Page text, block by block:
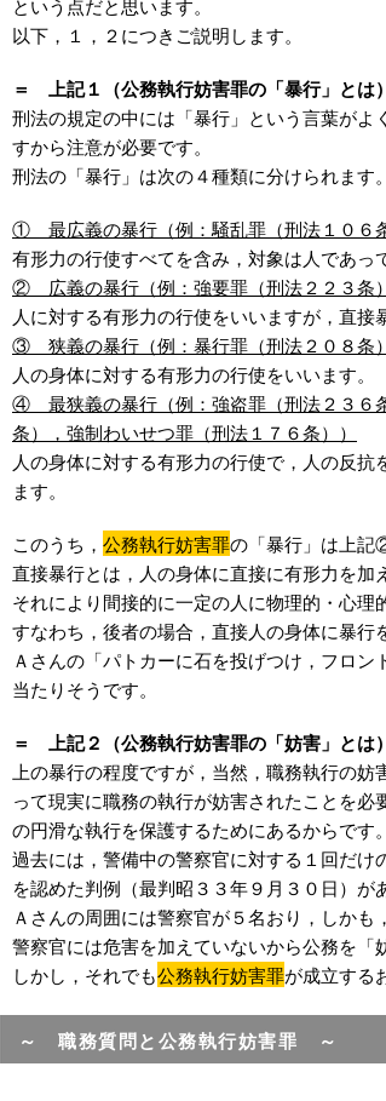
という点だと思います。
以下，１，２につきご説明します。
＝ 上記１（公務執行妨害罪の「暴行」と
刑法の規定の中には「暴行」という言葉が
すから注意が必要です。
刑法の「暴行」は次の４種類に分けられます。
① 最広義の暴行（例：騒乱罪（刑法１０６
有形力の行使すべてを含み，対象は人であっ
② 広義の暴行（例：強要罪（刑法２２３条
人に対する有形力の行使をいいますが，直接
③ 狭義の暴行（例：暴行罪（刑法２０８条
人の身体に対する有形力の行使をいいます。
④ 最狭義の暴行（例：強盗罪（刑法２３６
条），強制わいせつ罪（刑法１７６条））
人の身体に対する有形力の行使で，人の反
ます。
このうち， 公務執行妨害罪の「暴行」は上記
直接暴行とは，人の身体に直接に有形力を加
それにより間接的に一定の人に物理的・心理
すなわち，後者の場合，直接人の身体に暴行
Ａさんの「パトカーに石を投げつけ，フロ
当たりそうです。
＝ 上記２（公務執行妨害罪の「妨害」と
上の暴行の程度ですが，当然，職務執行の
って現実に職務の執行が妨害されたことを必
の円滑な執行を保護するためにあるからです。
過去には，警備中の警察官に対する１回だ
を認めた判例（最判昭３３年９月３０日）が
Ａさんの周囲には警察官が５名おり，しか
警察官には危害を加えていないから公務を「
しかし，それでも公務執行妨害罪が成立する
～ 職務質問と公務執行妨害罪 ～